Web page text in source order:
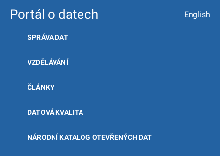
Portál o datech English
SPRÁVA DAT
VZDĚLÁVÁNÍ
ČLÁNKY
DATOVÁ KVALITA
NÁRODNÍ KATALOG OTEVŘENÝCH DAT